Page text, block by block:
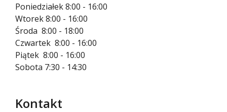
Poniedziałek 8:00 - 16:00
Wtorek 8:00 - 16:00
Środa 8:00 - 18:00
Czwartek 8:00 - 16:00
Piątek 8:00 - 16:00
Sobota 7:30 - 14:30
Kontakt